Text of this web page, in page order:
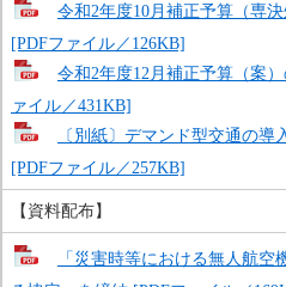
令和2年度10月補正予算（専
[PDFファイル／126KB]
令和2年度12月補正予算（案
ァイル／431KB]
〔別紙〕デマンド型交通の導
[PDFファイル／257KB]
【資料配布】
「災害時等における無人航空